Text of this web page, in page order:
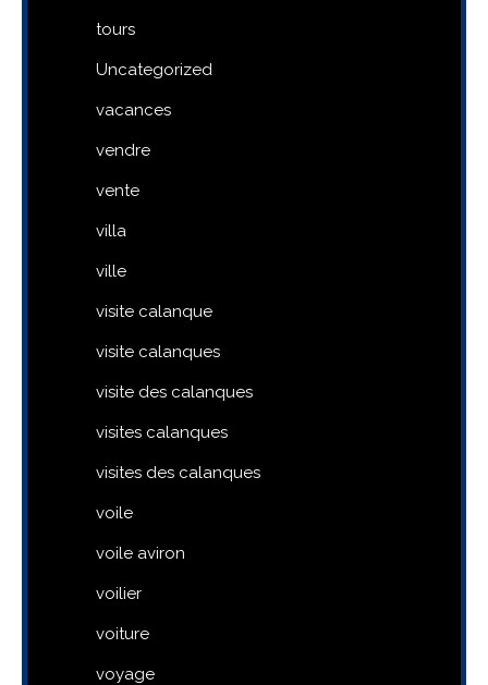
tours
Uncategorized
vacances
vendre
vente
villa
ville
visite calanque
visite calanques
visite des calanques
visites calanques
visites des calanques
voile
voile aviron
voilier
voiture
voyage